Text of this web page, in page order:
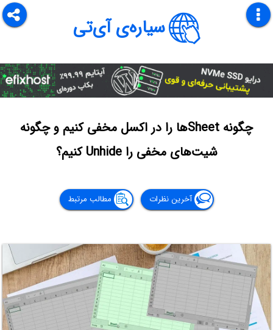
سیاره‌ی آی‌تی
چگونه Sheetها را در اکسل مخفی کنیم و چگونه
شیت‌های مخفی را Unhide کنیم؟
آخرین نظرات مطالب مرتبط